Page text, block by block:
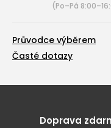
(Po–Pá
Průvodce výběrem
Časté dotazy
Doprava